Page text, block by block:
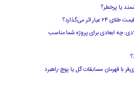
یا پرخطر؟
اثر می‌گذارد؟
چه ابعادی برای پروژه شما مناسب
با قهرمان مسابقات گل یا پوچ-راهبرد